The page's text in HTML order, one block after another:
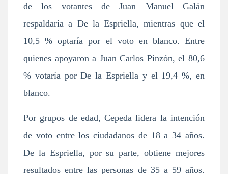
de los votantes de Juan Manuel Galán
respaldaría a De la Espriella, mientras que el
10,5 % optaría por el voto en blanco. Entre
quienes apoyaron a Juan Carlos Pinzón, el 80,6
% votaría por De la Espriella y el 19,4 %, en
blanco.
Por grupos de edad, Cepeda lidera la intención
de voto entre los ciudadanos de 18 a 34 años.
De la Espriella, por su parte, obtiene mejores
resultados entre las personas de 35 a 59 años.